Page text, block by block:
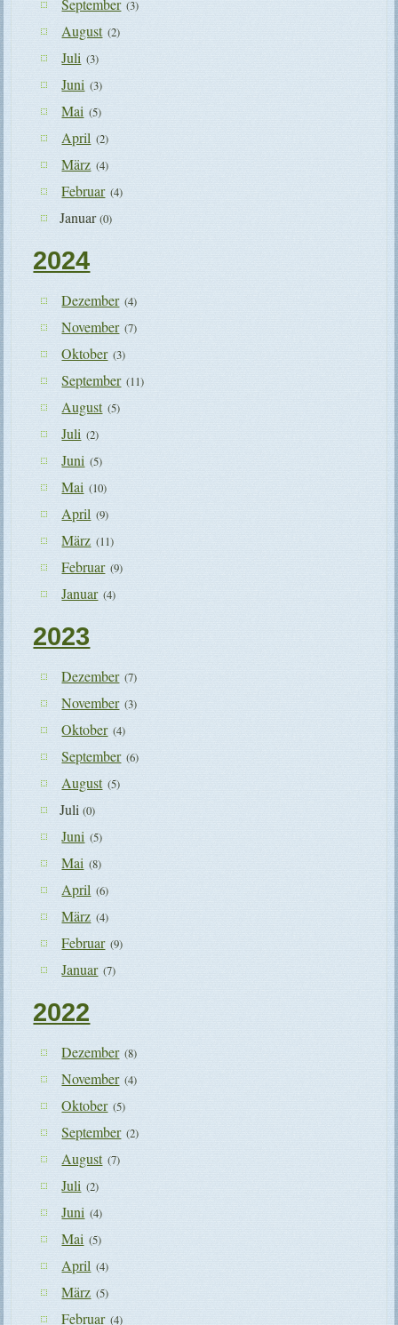
September (3)
August (2)
Juli (3)
Juni (3)
Mai (5)
April (2)
März (4)
Februar (4)
Januar(0)
2024
Dezember (4)
November (7)
Oktober (3)
September (11)
August (5)
Juli (2)
Juni (5)
Mai (10)
April (9)
März (11)
Februar (9)
Januar (4)
2023
Dezember (7)
November (3)
Oktober (4)
September (6)
August (5)
Juli(0)
Juni (5)
Mai (8)
April (6)
März (4)
Februar (9)
Januar (7)
2022
Dezember (8)
November (4)
Oktober (5)
September (2)
August (7)
Juli (2)
Juni (4)
Mai (5)
April (4)
März (5)
Februar (4)